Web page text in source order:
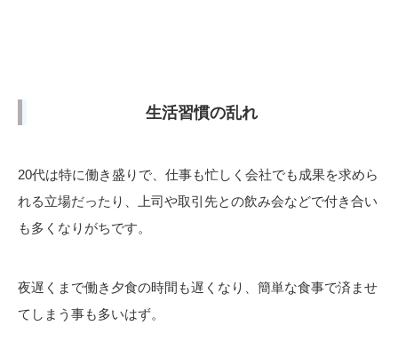
生活習慣の乱れ
20代は特に働き盛りで、仕事も忙しく会社でも成果を求めら
れる立場だったり、上司や取引先との飲み会などで付き合い
も多くなりがちです。
夜遅くまで働き夕食の時間も遅くなり、簡単な食事で済ませ
てしまう事も多いはず。